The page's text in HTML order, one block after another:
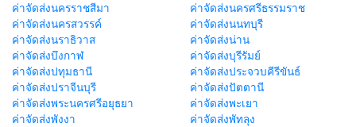
ค่าจัดส่งนครราชสีมา
ค่าจัดส่งนครศรีธรรมราช
ค่าจัดส่งนครสวรรค์
ค่าจัดส่งนนทบุรี
ค่าจัดส่งนราธิวาส
ค่าจัดส่งน่าน
ค่าจัดส่งบึงกาฬ
ค่าจัดส่งบุรีรัมย์
ค่าจัดส่งปทุมธานี
ค่าจัดส่งประจวบคีรีขันธ์
ค่าจัดส่งปราจีนบุรี
ค่าจัดส่งปัตตานี
ค่าจัดส่งพระนครศรีอยุธยา
ค่าจัดส่งพะเยา
ค่าจัดส่งพังงา
ค่าจัดส่งพัทลุง